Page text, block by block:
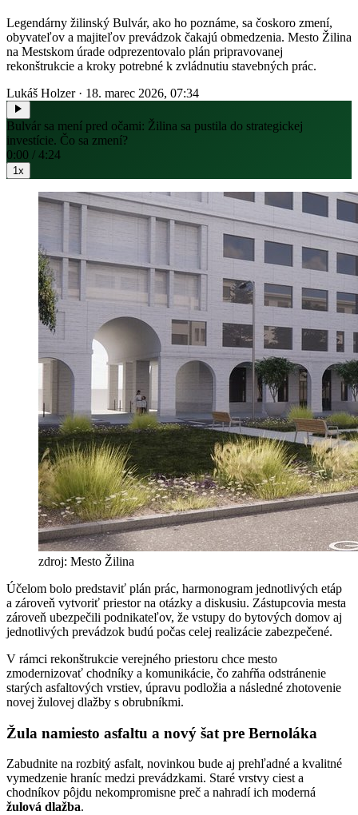
Legendárny žilinský Bulvár, ako ho poznáme, sa čoskoro zmení,
obyvateľov a majiteľov prevádzok čakajú obmedzenia. Mesto Žilina
na Mestskom úrade odprezentovalo plán pripravovanej
rekonštrukcie a kroky potrebné k zvládnutiu stavebných prác.
Lukáš Holzer · 18. marec 2026, 07:34
Bulvár sa mení pred očami: Žilina sa pustila do strategickej
investície. Čo sa zmení?
0:00 / 4:24
1x
zdroj: Mesto Žilina
Účelom bolo predstaviť plán prác, harmonogram jednotlivých etáp
a zároveň vytvoriť priestor na otázky a diskusiu. Zástupcovia mesta
zároveň ubezpečili podnikateľov, že vstupy do bytových domov aj
jednotlivých prevádzok budú počas celej realizácie zabezpečené.
V rámci rekonštrukcie verejného priestoru chce mesto
zmodernizovať chodníky a komunikácie, čo zahŕňa odstránenie
starých asfaltových vrstiev, úpravu podložia a následné zhotovenie
novej žulovej dlažby s obrubníkmi.
Žula namiesto asfaltu a nový šat pre Bernoláka
Zabudnite na rozbitý asfalt, novinkou bude aj prehľadné a kvalitné
vymedzenie hraníc medzi prevádzkami. Staré vrstvy ciest a
chodníkov pôjdu nekompromisne preč a nahradí ich moderná
žulová dlažba.